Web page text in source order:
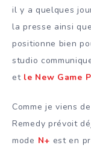
il y a quelques
la presse ainsi
positionne bien
studio
et le New Game
Comme je viens
Remedy prévoit
mode N+ est en